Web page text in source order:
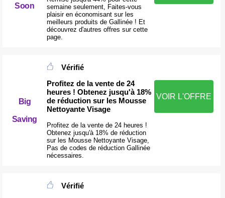
Soon
semaine seulement, Faites-vous
plaisir en économisant sur les
meilleurs produits de Gallinée ! Et
découvrez d'autres offres sur cette
page.
Big
Saving
Vérifié
Profitez de la vente de 24
heures ! Obtenez jusqu'à 18%
de réduction sur les Mousse
Nettoyante Visage
Profitez de la vente de 24 heures !
Obtenez jusqu'à 18% de réduction
sur les Mousse Nettoyante Visage,
Pas de codes de réduction Gallinée
nécessaires.
VOIR L'OFFRE
Vérifié